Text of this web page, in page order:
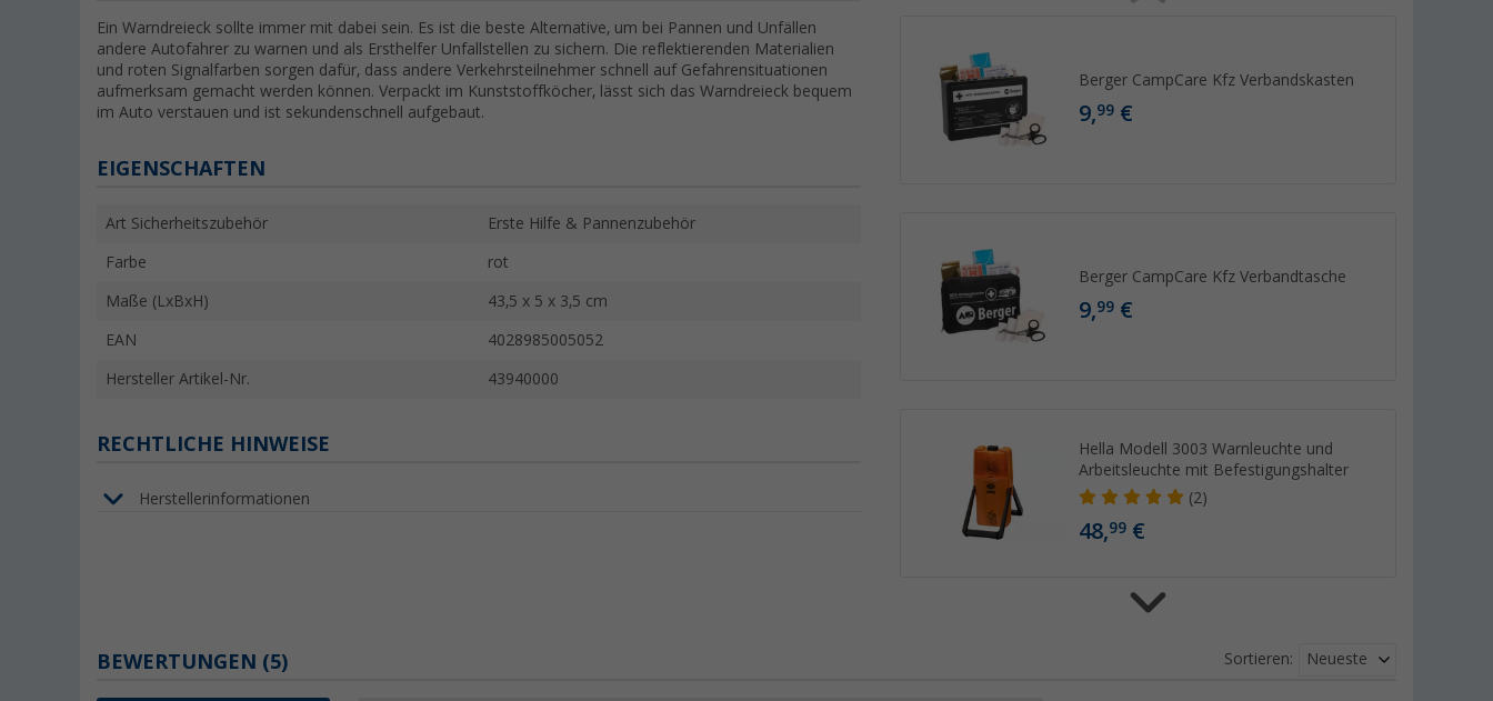
Berger CampCare Kfz Verbandskasten
9,99 €
Berger CampCare Kfz Verbandtasche
9,99 €
Hella Modell 3003 Warnleuchte und
Arbeitsleuchte mit Befestigungshalter
(2)
48,99 €
Petex Rettungsdecke 200 x 160 cm
Ein Warndreieck sollte immer mit dabei sein. Es ist die beste Alternative, um bei Pannen und Unfällen
andere Autofahrer zu warnen und als Ersthelfer Unfallstellen zu sichern. Die reflektierenden Materialien
und roten Signalfarben sorgen dafür, dass andere Verkehrsteilnehmer schnell auf Gefahrensituationen
aufmerksam gemacht werden können. Verpackt im Kunststoffköcher, lässt sich das Warndreieck bequem
im Auto verstauen und ist sekundenschnell aufgebaut.
EIGENSCHAFTEN
Art Sicherheitszubehör Erste Hilfe & Pannenzubehör
Farbe rot
Maße (LxBxH) 43,5 x 5 x 3,5 cm
EAN 4028985005052
Hersteller Artikel-Nr. 43940000
RECHTLICHE HINWEISE
Herstellerinformationen
BEWERTUNGEN (5) Sortieren: Neueste